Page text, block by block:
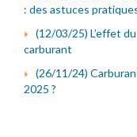
: des astuces
(12/03/25) L’effet
carburant
(26/11/24)
2025 ?